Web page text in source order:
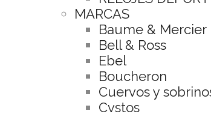
MARCAS
Baume & Mercier
Bell & Ross
Ebel
Boucheron
Cuervos y
Cvstos